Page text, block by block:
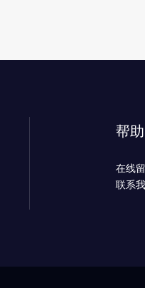
帮
在线
联系